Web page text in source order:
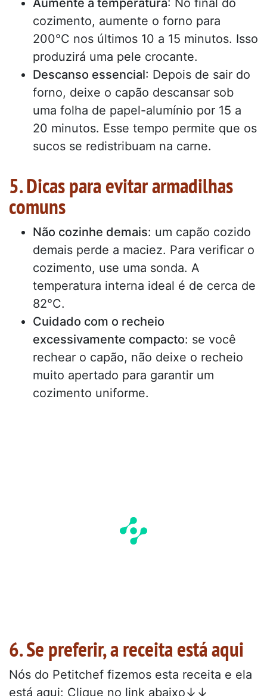
cozimento, aumente o forno para
200°C nos últimos 10 a 15 minutos. Isso
produzirá uma pele crocante.
Descanso essencial: Depois de sair do
forno, deixe o capão descansar sob
uma folha de papel-alumínio por 15 a
20 minutos. Esse tempo permite que os
sucos se redistribuam na carne.
5. Dicas para evitar armadilhas
comuns
Não cozinhe demais: um capão cozido
demais perde a maciez. Para verificar o
cozimento, use uma sonda. A
temperatura interna ideal é de cerca de
82°C.
Cuidado com o recheio
excessivamente compacto: se você
rechear o capão, não deixe o recheio
muito apertado para garantir um
cozimento uniforme.
6. Se preferir, a receita está aqui
Nós do Petitchef fizemos esta receita e ela
está aqui: Clique no link abaixo↓↓